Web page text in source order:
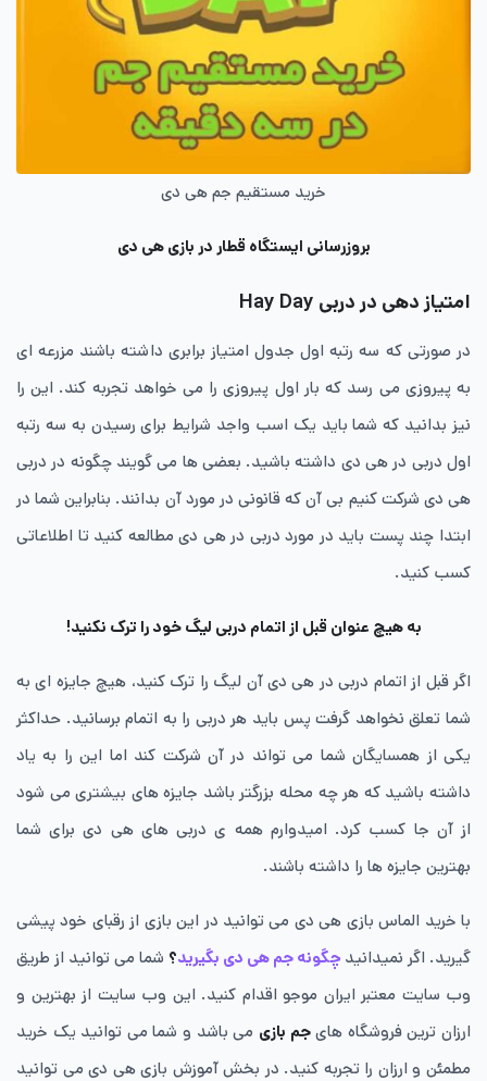
خرید مستقیم جم هی دی
بروزرسانی ایستگاه قطار در بازی هی دی
امتیاز دهی در دربی Hay Day
در صورتی که سه رتبه اول جدول امتیاز برابری داشته باشند مزرعه ای
به پیروزی می رسد که بار اول پیروزی را می خواهد تجربه کند. این را
نیز بدانید که شما باید یک اسب واجد شرایط برای رسیدن به سه رتبه
اول دربی در هی دی داشته باشید. بعضی ها می گویند چگونه در دربی
هی دی شرکت کنیم بی آن که قانونی در مورد آن بدانند. بنابراین شما در
ابتدا چند پست باید در مورد دربی در هی دی مطالعه کنید تا اطلاعاتی
کسب کنید.
به هیچ عنوان قبل از اتمام دربی لیگ خود را ترک نکنید!
اگر قبل از اتمام دربی در هی دی آن لیگ را ترک کنید، هیچ جایزه ای به
شما تعلق نخواهد گرفت پس باید هر دربی را به اتمام برسانید. حداکثر
یکی از همسایگان شما می تواند در آن شرکت کند اما این را به یاد
داشته باشید که هر چه محله بزرگتر باشد جایزه های بیشتری می شود
از آن جا کسب کرد. امیدوارم همه ی دربی های هی دی برای شما
بهترین جایزه ها را داشته باشند.
با خرید الماس بازی هی دی می توانید در این بازی از رقبای خود پیشی
گیرید. اگر نمیدانید چگونه جم هی دی بگیرید؟ شما می توانید از طریق
وب سایت معتبر ایران موجو اقدام کنید. این وب سایت از بهترین و
ارزان ترین فروشگاه هایجم بازی می باشد و شما می توانید یک خرید
مطمئن و ارزان را تجربه کنید. در بخش آموزش بازی هی دی می توانید